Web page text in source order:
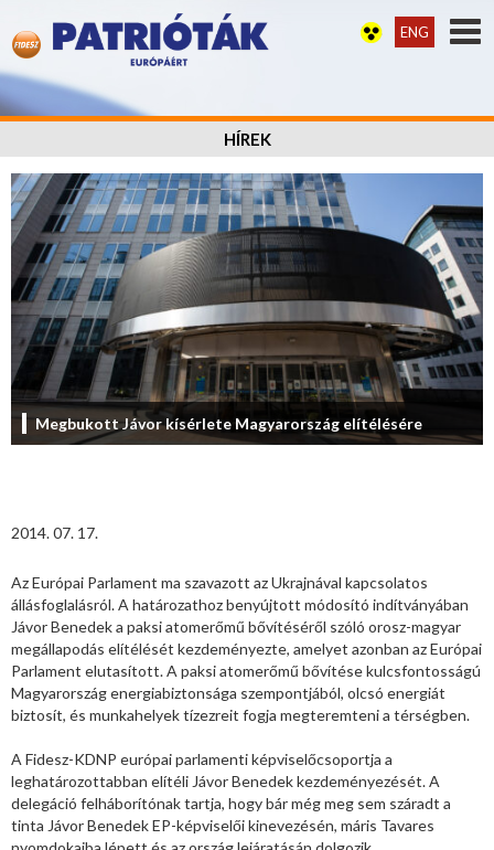
ENG
HÍREK
Megbukott Jávor kísérlete Magyarország elítélésére
2014. 07. 17.
Az Európai Parlament ma szavazott az Ukrajnával kapcsolatos
állásfoglalásról. A határozathoz benyújtott módosító indítványában
Jávor Benedek a paksi atomerőmű bővítéséről szóló orosz-magyar
megállapodás elítélését kezdeményezte, amelyet azonban az Európai
Parlament elutasított. A paksi atomerőmű bővítése kulcsfontosságú
Magyarország energiabiztonsága szempontjából, olcsó energiát
biztosít, és munkahelyek tízezreit fogja megteremteni a térségben.
A Fidesz-KDNP európai parlamenti képviselőcsoportja a
leghatározottabban elítéli Jávor Benedek kezdeményezését. A
delegáció felháborítónak tartja, hogy bár még meg sem száradt a
tinta Jávor Benedek EP-képviselői kinevezésén, máris Tavares